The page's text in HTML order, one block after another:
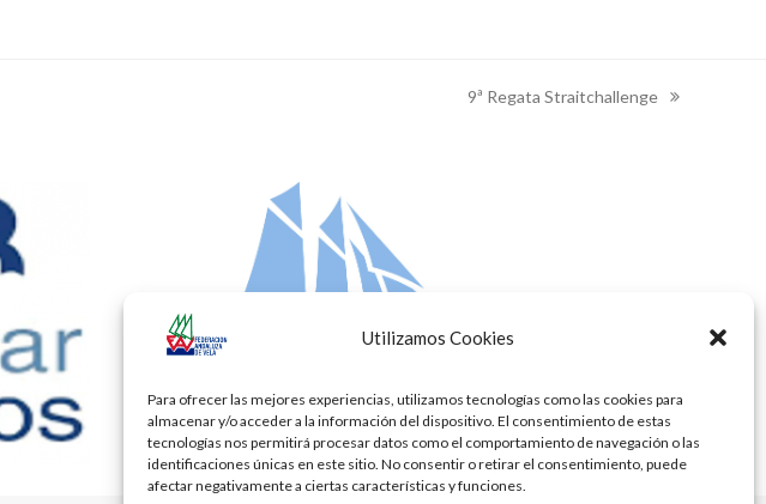
Utilizamos Cookies
Para ofrecer las mejores experiencias, utilizamos tecnologías como las cookies para
almacenar y/o acceder a la información del dispositivo. El consentimiento de estas
tecnologías nos permitirá procesar datos como el comportamiento de navegación o las
identificaciones únicas en este sitio. No consentir o retirar el consentimiento, puede
afectar negativamente a ciertas características y funciones.
next
9ª Regata Straitchallenge